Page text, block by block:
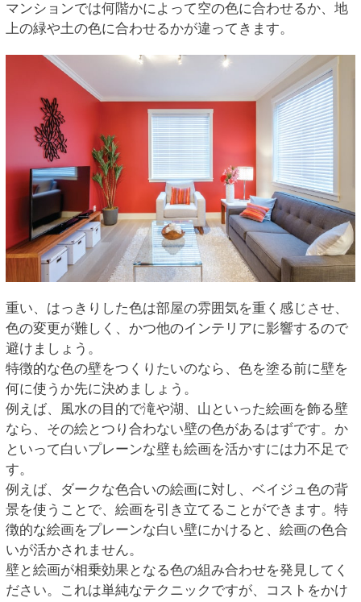
マンションでは何階かによって空の色に合わせるか、地
上の緑や土の色に合わせるかが違ってきます。
重い、はっきりした色は部屋の雰囲気を重く感じさせ、
色の変更が難しく、かつ他のインテリアに影響するので
避けましょう。
特徴的な色の壁をつくりたいのなら、色を塗る前に壁を
何に使うか先に決めましょう。
例えば、風水の目的で滝や湖、山といった絵画を飾る壁
なら、その絵とつり合わない壁の色があるはずです。か
といって白いプレーンな壁も絵画を活かすには力不足で
す。
例えば、ダークな色合いの絵画に対し、ベイジュ色の背
景を使うことで、絵画を引き立てることができます。特
徴的な絵画をプレーンな白い壁にかけると、絵画の色合
いが活かされません。
壁と絵画が相乗効果となる色の組み合わせを発見してく
ださい。これは単純なテクニックですが、コストをかけ